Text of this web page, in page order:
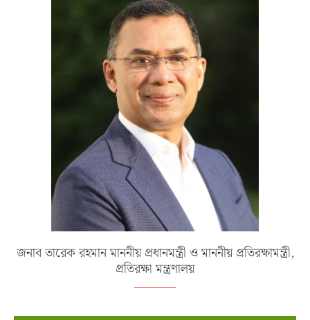
জনাব তারেক রহমান মাননীয় প্রধানমন্ত্রী ও মাননীয় প্রতিরক্ষামন্ত্রী,
প্রতিরক্ষা মন্ত্রণালয়